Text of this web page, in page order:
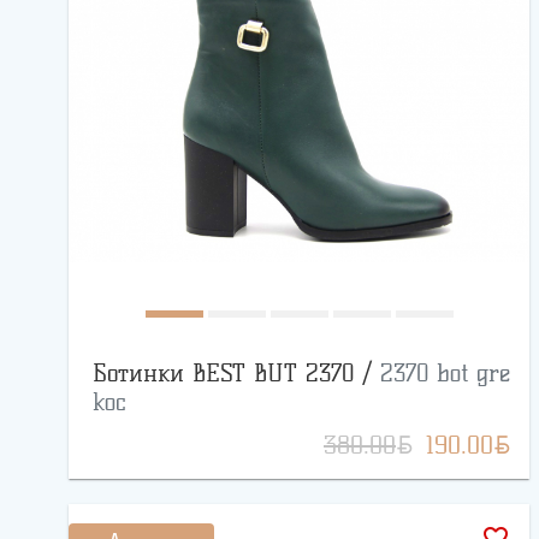
Ботинки BEST BUT 2370 / 2370 bot gre
koc
380.00BYN 190.00BYN